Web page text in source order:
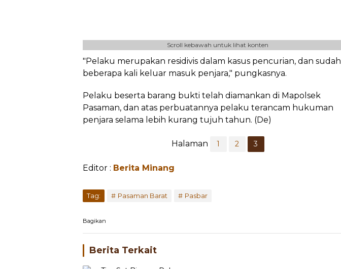
Scroll kebawah untuk lihat konten
"Pelaku merupakan residivis dalam kasus pencurian, dan sudah
beberapa kali keluar masuk penjara," pungkasnya.
Pelaku beserta barang bukti telah diamankan di Mapolsek
Pasaman, dan atas perbuatannya pelaku terancam hukuman
penjara selama lebih kurang tujuh tahun. (De)
Halaman 1 2 3
Editor : Berita Minang
Tag: Pasaman Barat Pasbar
Bagikan
Berita Terkait